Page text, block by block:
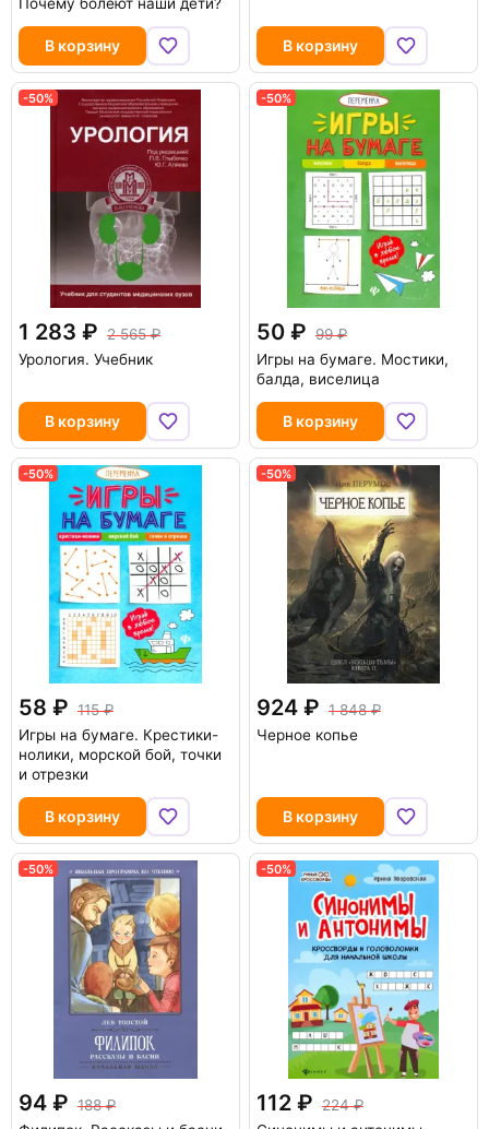
В корзину В корзину
-50%
1 283
2 565
Урология. Учебник
В корзину
-50%
50
99
Игры на бумаге. Мостики,
балда, виселица
В корзину
-50%
58
115
Игры на бумаге. Крестики-
нолики, морской бой, точки
и отрезки
В корзину
-50%
924
1 848
Черное копье
В корзину
-50%
94
188
-50%
112
224